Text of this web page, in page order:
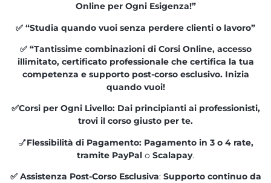
Online per Ogni Esigenza!”
✅ “Studia quando vuoi senza perdere clienti o lavoro”
✅ “Tantissime combinazioni di Corsi Online, accesso
illimitato, certificato professionale che certifica la tua
competenza e supporto post-corso esclusivo. Inizia
quando vuoi!
✅Corsi per Ogni Livello: Dai principianti ai professionisti,
trovi il corso giusto per te.
💅Flessibilità di Pagamento: Pagamento in 3 o 4 rate,
tramite PayPal o Scalapay.
✅ Assistenza Post-Corso Esclusiva: Supporto continuo da